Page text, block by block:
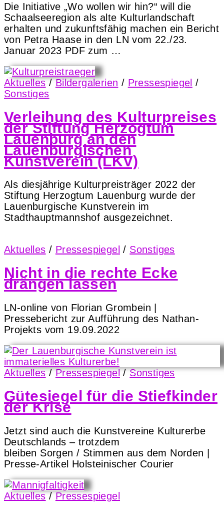
Die Initiative „Wo wollen wir hin?“ will die
Schaalseeregion als alte Kulturlandschaft
erhalten und zukunftsfähig machen ein Bericht
von Petra Haase in den LN vom 22./23.
Januar 2023 PDF zum …
Aktuelles/Bildergalerien / Pressespiegel /
Sonstiges
Verleihung des Kulturpreises
der Stiftung Herzogtum
Lauenburg an den
Lauenburgischen
Kunstverein (LKV)
Als diesjährige Kulturpreisträger 2022 der
Stiftung Herzogtum Lauenburg wurde der
Lauenburgische Kunstverein im
Stadthauptmannshof ausgezeichnet.
Aktuelles / Pressespiegel / Sonstiges
Nicht in die rechte Ecke
drängen lassen
LN-online von Florian Grombein |
Pressebericht zur Aufführung des Nathan-
Projekts vom 19.09.2022
Aktuelles/Pressespiegel/Sonstiges
Gütesiegel für die Stiefkinder
der Krise
Jetzt sind auch die Kunstvereine Kulturerbe
Deutschlands – trotzdem
bleiben Sorgen / Stimmen aus dem Norden |
Presse-Artikel Holsteinischer Courier
Aktuelles/Pressespiegel